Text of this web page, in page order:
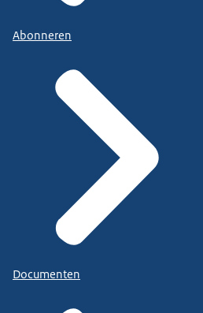
Abonneren
Documenten